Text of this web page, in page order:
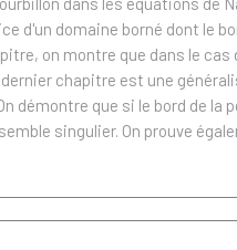
domaine borné dont le
on montre que dans le
chapitre est une
démontre que si le bord de la
singulier. On prouve